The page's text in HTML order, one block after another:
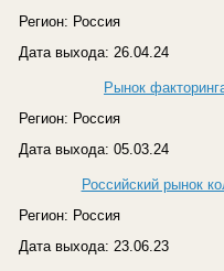
Регион: Россия
Дата выхода: 26.04.24
Рынок
Регион: Россия
Дата выхода: 05.03.24
Российский рынок
Регион: Россия
Дата выхода: 23.06.23